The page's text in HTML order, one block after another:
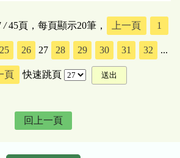
/45頁，每頁顯示20筆， 上一頁 1
25 26 27 28 29 30 31 32 ...
頁 快速跳頁
回上一頁